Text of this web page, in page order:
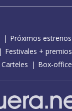
Próximos estrenos
Festivales + premios
Carteles Box-office